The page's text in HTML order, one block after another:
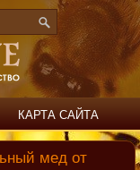
КАРТА САЙТА
мед от